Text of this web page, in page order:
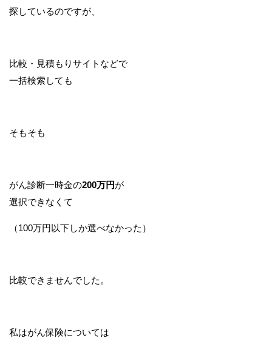
探しているのですが、
比較・見積もりサイトなどで
一括検索しても
そもそも
がん診断一時金の200万円が
選択できなくて
（100万円以下しか選べなかった）
比較できませんでした。
私はがん保険については